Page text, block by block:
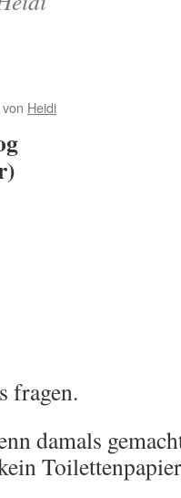
von Heidi
fragen.
damals